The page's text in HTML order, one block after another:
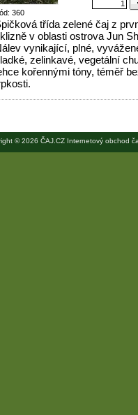
360
třída zelené čaj z
v oblasti ostrova Jun
vynikající, plné,
zelinkavé, vegetální
kořennými tóny, téměř
© 2026 ČAJ.CZ Internetový obchod